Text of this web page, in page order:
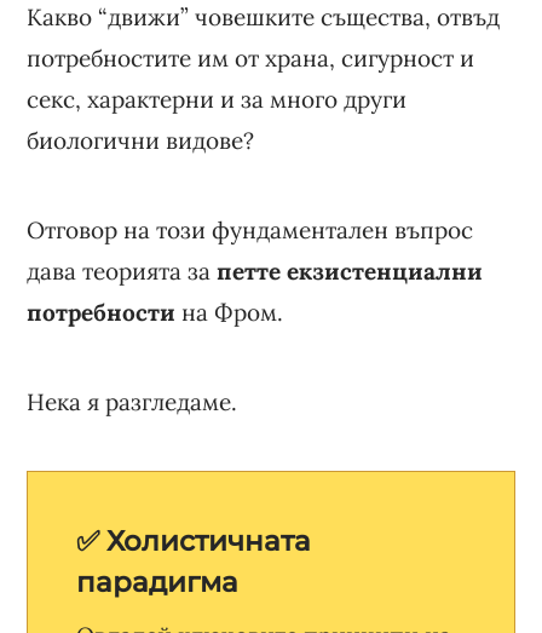
Какво “движи” човешките същества, отвъд
потребностите им от храна, сигурност и
секс, характерни и за много други
биологични видове?
Отговор на този фундаментален въпрос
дава теорията запетте екзистенциални
потребности на Фром.
Нека я разгледаме.
✅ Холистичната
парадигма